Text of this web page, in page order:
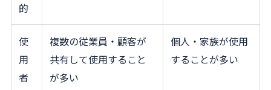
的
使
用
者
複数の従業員・顧客が
共有して使用すること
が多い
個人・家族が使用
することが多い